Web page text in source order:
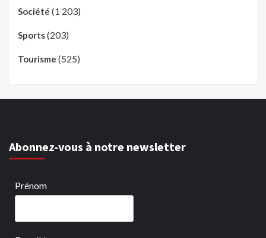
Société (1 203)
Sports(203)
Tourisme (525)
Abonnez-vous à notre newsletter
Prénom